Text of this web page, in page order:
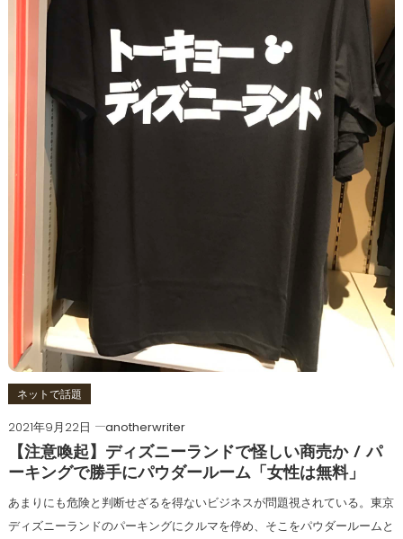
ネットで話題
2021年9月22日
anotherwriter
【注意喚起】ディズニーランドで怪しい商売か / パ
ーキングで勝手にパウダールーム「女性は無料」
あまりにも危険と判断せざるを得ないビジネスが問題視されている。東京
ディズニーランドのパーキングにクルマを停め、そこをパウダールームと